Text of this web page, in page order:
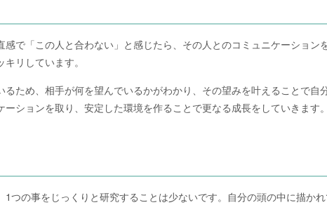
で「この人と合わない」と感じたら、その人とのコミュニケーション
リしています。
ため、相手が何を望んでいるかがわかり、その望みを叶えることで自
ションを取り、安定した環境を作ることで更なる成長をしていきます。
つの事をじっくりと研究することは少ないです。自分の頭の中に描か